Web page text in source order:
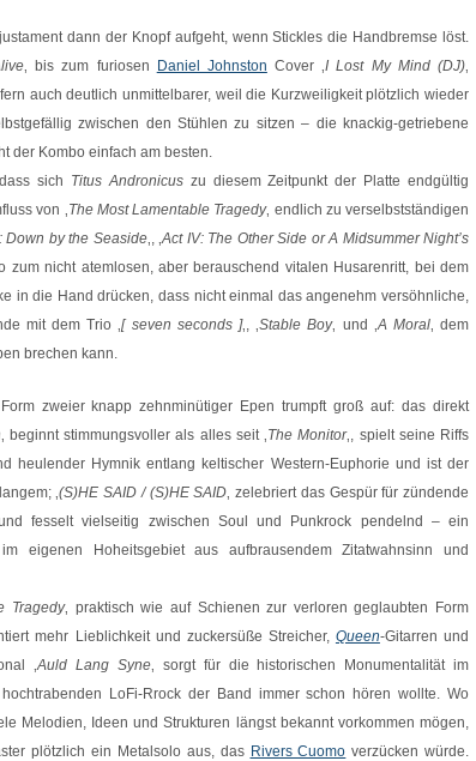
dann der Knopf aufgeht, wenn Stickles die Handbremse löst.
‚ bis zum furiosen Daniel Johnston Cover ‚I Lost My Mind (DJ)‚
auch deutlich unmittelbarer, weil die Kurzweiligkeit plötzlich wieder
zwischen den Stühlen zu sitzen – die knackig-getriebene
der Kombo einfach am besten.
sich Titus Andronicuszu diesem Zeitpunkt der Platte endgültig
von ‚The Most Lamentable Tragedy‚ endlich zu verselbstständigen
Down by the Seaside‚, ‚Act IV: The Other Side or A Midsummer Night’s
zum nicht atemlosen, aber berauschend vitalen Husarenritt, bei dem
in die Hand drücken, dass nicht einmal das angenehm versöhnliche,
mit dem Trio ‚[ seven seconds ]‚, ‚Stable Boy‚ und ‚A Moral‚ dem
brechen kann.
zweier knapp zehnminütiger Epen trumpft groß auf: das direkt
‚ beginnt stimmungsvoller als alles seit ‚The Monitor‚, spielt seine Riffs
heulender Hymnik entlang keltischer Western-Euphorie und ist der
‚(S)HE SAID / (S)HE SAID‚ zelebriert das Gespür für zündende
fesselt vielseitig zwischen Soul und Punkrock pendelnd – ein
eigenen Hoheitsgebiet aus aufbrausendem Zitatwahnsinn und
Tragedy‚ praktisch wie auf Schienen zur verloren geglaubten Form
mehr Lieblichkeit und zuckersüße Streicher, Queen-Gitarren und
‚Auld Lang Syne‚ sorgt für die historischen Monumentalität im
LoFi-Rrock der Band immer schon hören wollte. Wo
Melodien, Ideen und Strukturen längst bekannt vorkommen mögen,
plötzlich ein Metalsolo aus, das Rivers Cuomo verzücken würde.